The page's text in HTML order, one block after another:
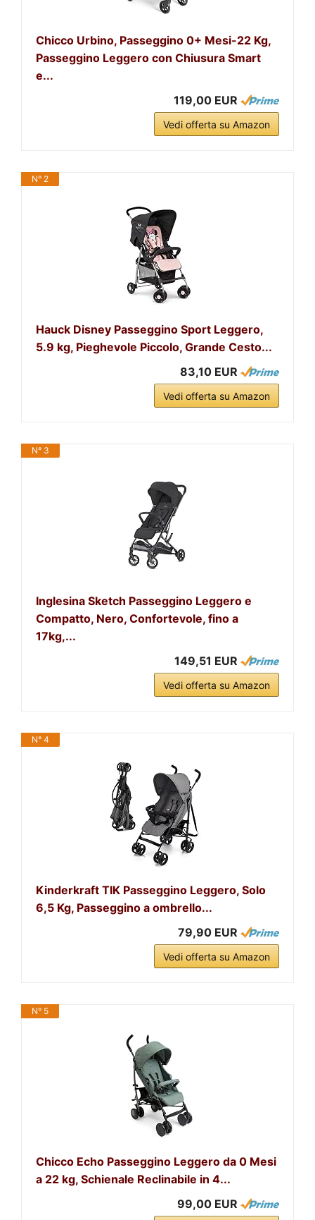
Chicco Urbino, Passeggino 0+ Mesi-22 Kg,
Passeggino Leggero con Chiusura Smart
e...
119,00 EUR
Vedi offerta su Amazon
N° 2
Hauck Disney Passeggino Sport Leggero,
5.9 kg, Pieghevole Piccolo, Grande Cesto...
83,10 EUR
Vedi offerta su Amazon
N° 3
Inglesina Sketch Passeggino Leggero e
Compatto, Nero, Confortevole, fino a
17kg,...
149,51 EUR
Vedi offerta su Amazon
N° 4
Kinderkraft TIK Passeggino Leggero, Solo
6,5 Kg, Passeggino a ombrello...
79,90 EUR
Vedi offerta su Amazon
N° 5
Chicco Echo Passeggino Leggero da 0 Mesi
a 22 kg, Schienale Reclinabile in 4...
99,00 EUR